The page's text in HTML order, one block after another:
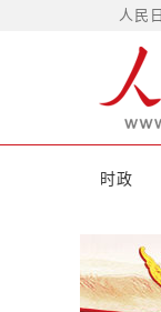
人民
时政